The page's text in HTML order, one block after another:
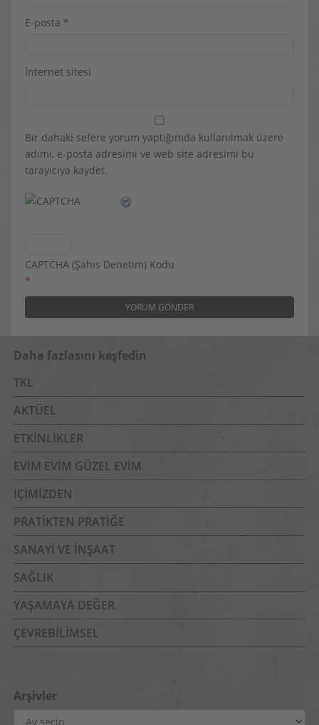
E-posta *
İnternet sitesi
Bir dahaki sefere yorum yaptığımda kullanılmak üzere
adımı, e-posta adresimi ve web site adresimi bu
tarayıcıya kaydet.
CAPTCHA (Şahıs Denetim) Kodu
*
Daha fazlasını keşfedin
TKL
AKTÜEL
ETKINLIKLER
EVIM EVIM GÜZEL EVIM
IÇIMIZDEN
PRATIKTEN PRATIĞE
SANAYI VE İNŞAAT
SAĞLIK
YAŞAMAYA DEĞER
ÇEVREBILIMSEL
Arşivler
Arşivler